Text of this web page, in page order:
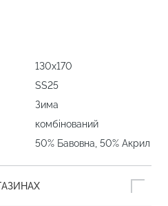
130х170
SS25
Зима
комбінований
50% Бавовна, 50% Акрил